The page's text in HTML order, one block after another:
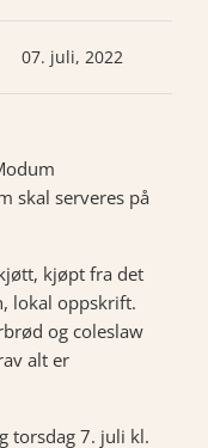
07. juli, 2022
skal serveres på
kjøpt fra det
lokal oppskrift.
og coleslaw
alt er
torsdag 7. juli kl.